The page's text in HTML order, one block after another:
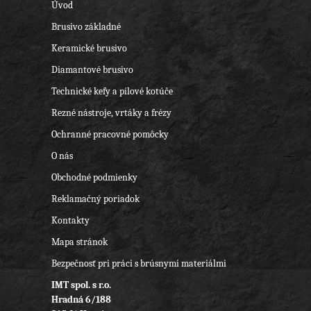
Úvod
Brusivo základné
Keramické brusivo
Diamantové brusivo
Technické kefy a pílové kotúče
Rezné nástroje, vrtáky a frézy
Ochranné pracovné pomôcky
O nás
Obchodné podmienky
Reklamačný poriadok
Kontakty
Mapa stránok
Bezpečnosť pri práci s brúsnymi materiálmi
IMT spol. s r.o.
Hradná 6/188